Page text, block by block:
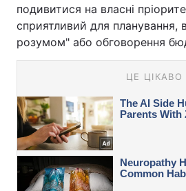
подивитися на власні
сприятливий для планування,
розумом" або обговорення